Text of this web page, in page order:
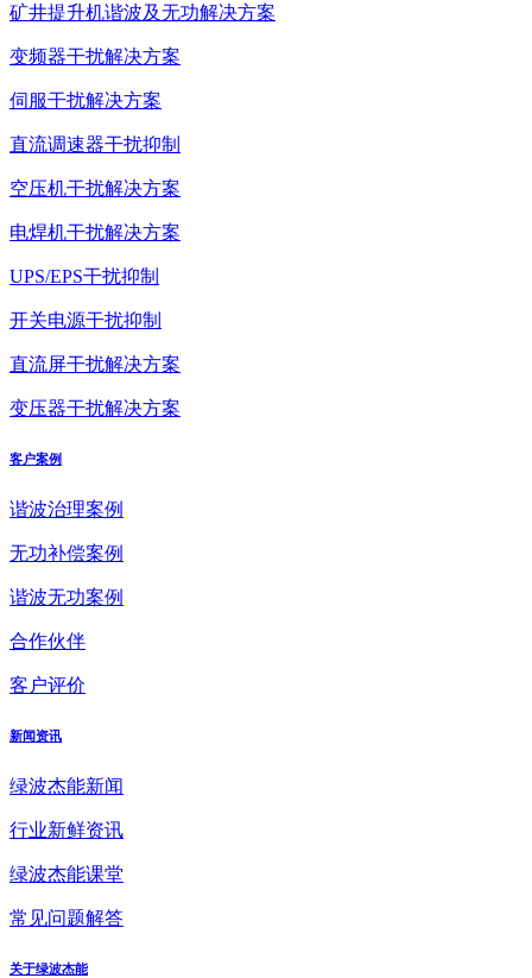
矿井提升机谐波及无功解决方案
变频器干扰解决方案
伺服干扰解决方案
直流调速器干扰抑制
空压机干扰解决方案
电焊机干扰解决方案
UPS/EPS干扰抑制
开关电源干扰抑制
直流屏干扰解决方案
变压器干扰解决方案
客户案例
谐波治理案例
无功补偿案例
谐波无功案例
合作伙伴
客户评价
新闻资讯
绿波杰能新闻
行业新鲜资讯
绿波杰能课堂
常见问题解答
关于绿波杰能